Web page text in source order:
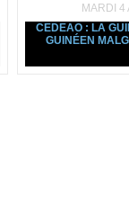
MARDI
CEDEAO : LA
GUINÉEN